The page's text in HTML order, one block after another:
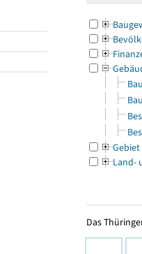
Gebiet
Land-
Das